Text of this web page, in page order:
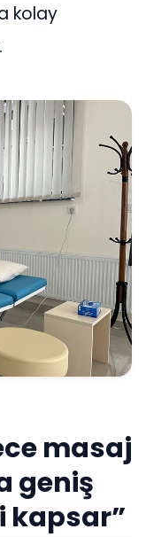
kolay
masaj
geniş
kapsar”